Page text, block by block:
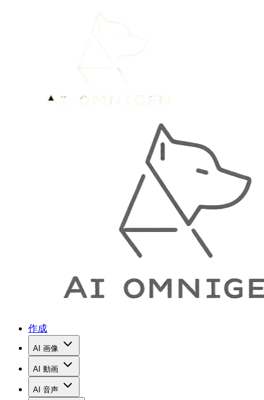
作成
AI 画像
AI 動画
AI 音声